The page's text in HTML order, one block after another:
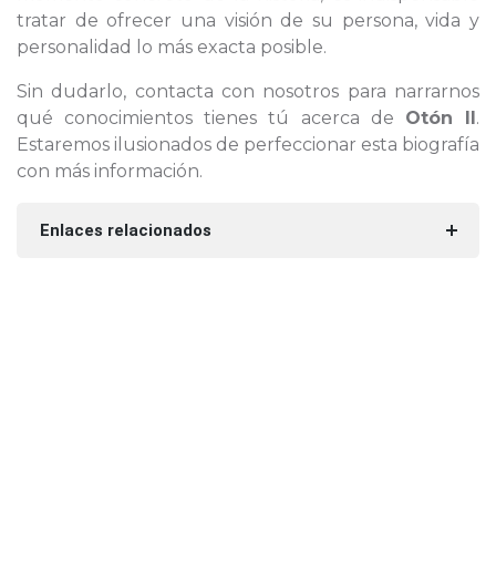
tratar de ofrecer una visión de su persona, vida y
personalidad lo más exacta posible.
Sin dudarlo, contacta con nosotros para narrarnos
qué conocimientos tienes tú acerca de Otón II.
Estaremos ilusionados de perfeccionar esta biografía
con más información.
Enlaces relacionados